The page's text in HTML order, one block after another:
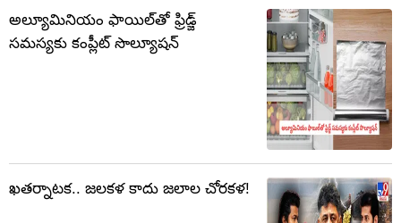
అల్యూమినియం ఫాయిల్‌తో ఫ్రిడ్జ్
సమస్యకు కంప్లీట్ సొల్యూషన్
ఖతర్నాటక.. జలకళ కాదు జలాల చోరకళ!